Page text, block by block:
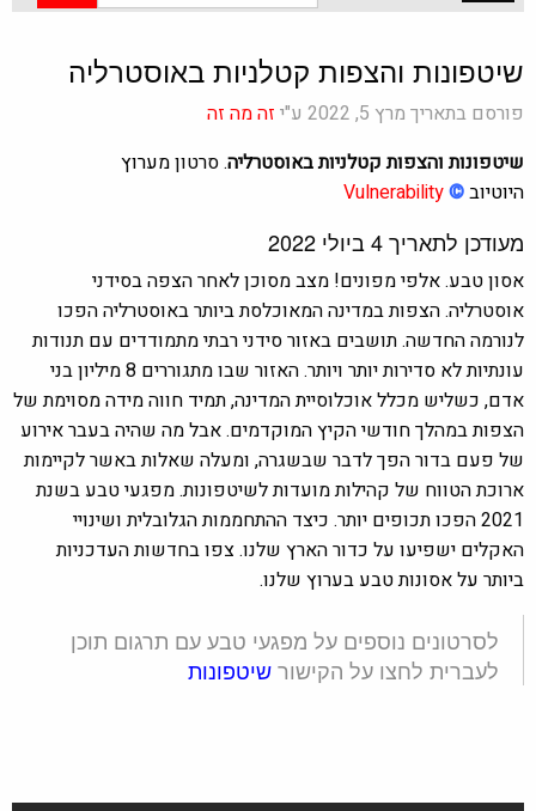
שיטפונות והצפות קטלניות באוסטרליה
פורסם בתאריך מרץ 5, 2022 ע"י
זה מה זה
שיטפונות והצפות קטלניות באוסטרליה. סרטוןמערוץ
היוטיוב©
Vulnerability
מעודכן לתאריך 4 ביולי 2022
אסון טבע. אלפי מפונים! מצב מסוכן לאחר הצפה בסידני
אוסטרליה. הצפות במדינה המאוכלסת ביותר באוסטרליה הפכו
לנורמה החדשה. תושבים באזור סידני רבתי מתמודדים עם תנודות
עונתיות לא סדירות יותר ויותר. האזור שבו מתגוררים 8 מיליון בני
אדם, כשליש מכלל אוכלוסיית המדינה, תמיד חווה מידה מסוימת של
הצפות במהלך חודשי הקיץ המוקדמים. אבל מה שהיה בעבר אירוע
של פעם בדור הפך לדבר שבשגרה, ומעלה שאלות באשר לקיימות
ארוכת הטווח של קהילות מועדות לשיטפונות. מפגעי טבע בשנת
2021 הפכו תכופים יותר. כיצד ההתחממות הגלובלית ושינויי
האקלים ישפיעו על כדור הארץ שלנו. צפו בחדשות העדכניות
ביותר על אסונות טבע בערוץ שלנו.
לסרטונים נוספים על מפגעי טבע עם תרגום תוכן
לעברית לחצו על הקישורשיטפונות